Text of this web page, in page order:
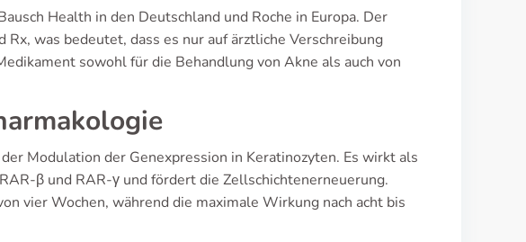
Health in den Deutschland und Roche in Europa. Der
was bedeutet, dass es nur auf ärztliche Verschreibung
sowohl für die Behandlung von Akne als auch von
Modulation der Genexpression in Keratinozyten. Es wirkt als
β und RAR-γ und fördert die Zellschichtenerneuerung.
vier Wochen, während die maximale Wirkung nach acht bis